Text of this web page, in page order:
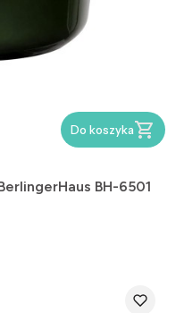
Do koszyka
BH-6501